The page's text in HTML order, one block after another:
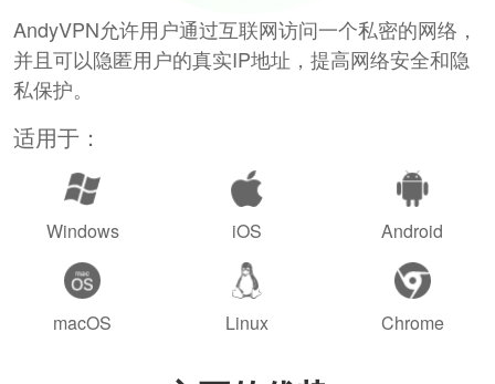
AndyVPN允许用户通过互联网访问一个私密的网络，
并且可以隐匿用户的真实IP地址，提高网络安全和隐
私保护。
适用于：
Windows iOS Android
macOS Linux Chrome